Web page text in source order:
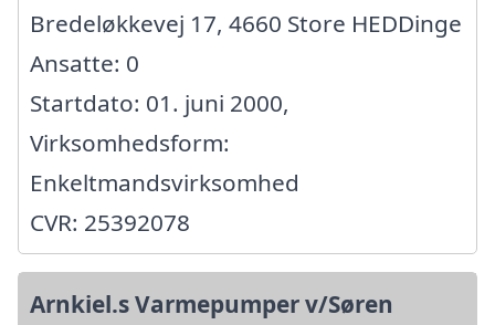
Bredeløkkevej 17, 4660 Store HEDDinge
Ansatte: 0
Startdato: 01. juni 2000,
Virksomhedsform:
Enkeltmandsvirksomhed
CVR: 25392078
Arnkiel.s Varmepumper v/Søren